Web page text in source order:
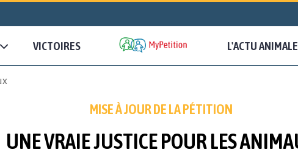
VICTOIRES L'ACTU ANIMALE
MISE À JOUR DE LA PÉTITION
UNE VRAIE JUSTICE POUR LES